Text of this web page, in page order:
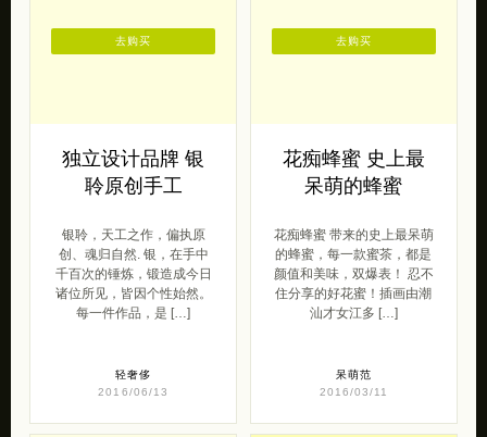
独立设计品牌 银
聆原创手工
银聆，天工之作，偏执原
创、魂归自然. 银，在手中
千百次的锤炼，锻造成今日
诸位所见，皆因个性始然。
每一件作品，是 […]
轻奢侈
2016/06/13
去购买
花痴蜂蜜 史上最
呆萌的蜂蜜
花痴蜂蜜 带来的史上最呆萌
的蜂蜜，每一款蜜茶，都是
颜值和美味，双爆表！ 忍不
住分享的好花蜜！插画由潮
汕才女江多 […]
呆萌范
2016/03/11
去购买